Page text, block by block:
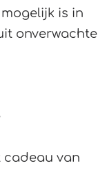
is in
onverwachte
cadeau van